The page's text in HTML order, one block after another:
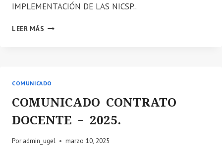
IMPLEMENTACIÓN DE LAS NICSP..
LEER MÁS 📣
INFORMACIÓN
SOBRE
LA
ENTIDAD
DE
COMUNICADO
COMUNICADO CONTRATO
DOCENTE – 2025.
Por admin_ugel marzo 10, 2025